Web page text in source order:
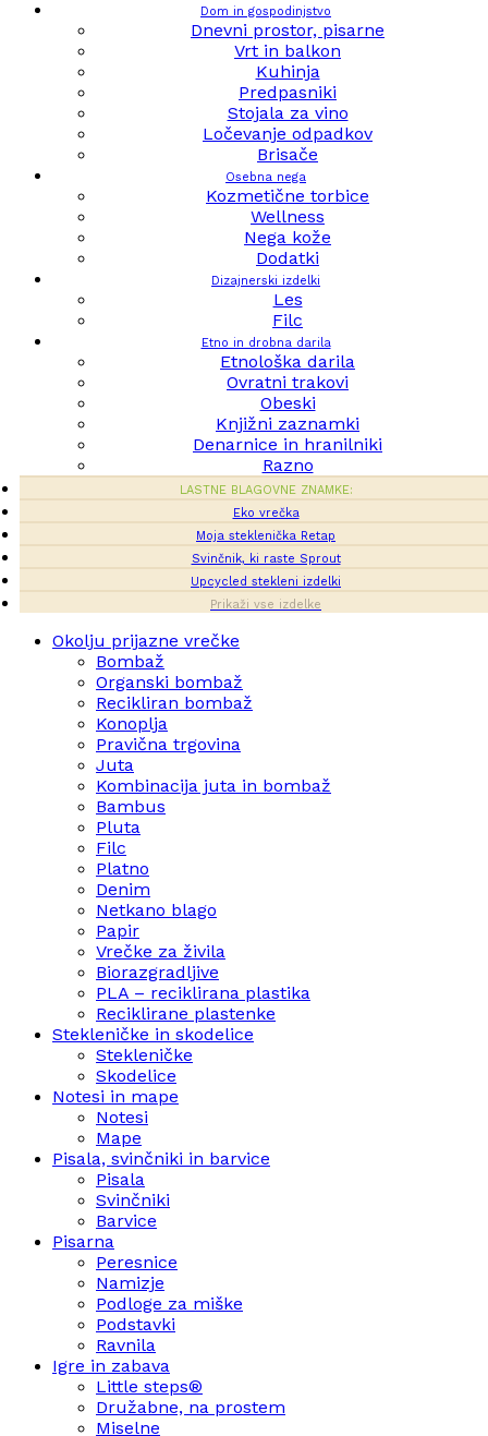
Dom in gospodinjstvo
Dnevni prostor, pisarne
Vrt in balkon
Kuhinja
Predpasniki
Stojala za vino
Ločevanje odpadkov
Brisače
Osebna nega
Kozmetične torbice
Wellness
Nega kože
Dodatki
Dizajnerski izdelki
Les
Filc
Etno in drobna darila
Etnološka darila
Ovratni trakovi
Obeski
Knjižni zaznamki
Denarnice in hranilniki
Razno
LASTNE BLAGOVNE ZNAMKE:
Eko vrečka
Moja steklenička Retap
Svinčnik, ki raste Sprout
Upcycled stekleni izdelki
Prikaži vse izdelke
Okolju prijazne vrečke
Bombaž
Organski bombaž
Recikliran bombaž
Konoplja
Pravična trgovina
Juta
Kombinacija juta in bombaž
Bambus
Pluta
Filc
Platno
Denim
Netkano blago
Papir
Vrečke za živila
Biorazgradljive
PLA – reciklirana plastika
Reciklirane plastenke
Stekleničke in skodelice
Stekleničke
Skodelice
Notesi in mape
Notesi
Mape
Pisala, svinčniki in barvice
Pisala
Svinčniki
Barvice
Pisarna
Peresnice
Namizje
Podloge za miške
Podstavki
Ravnila
Igre in zabava
Little steps®
Družabne, na prostem
Miselne